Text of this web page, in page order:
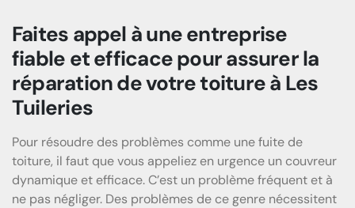
Faites appel à une entreprise
fiable et efficace pour assurer la
réparation de votre toiture à Les
Tuileries
Pour résoudre des problèmes comme une fuite de
toiture, il faut que vous appeliez en urgence un couvreur
dynamique et efficace. C’est un problème fréquent et à
ne pas négliger. Des problèmes de ce genre nécessitent